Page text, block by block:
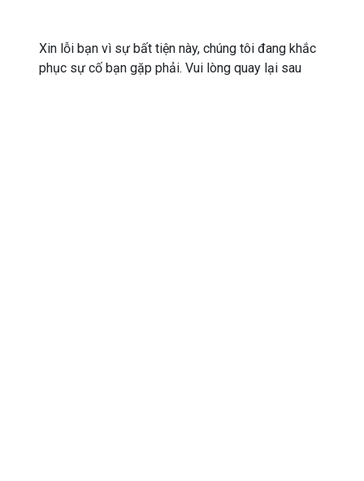
Xin lỗi bạn vì sự bất tiện này, chúng tôi đang khắc
phục sự cố bạn gặp phải. Vui lòng quay lại sau